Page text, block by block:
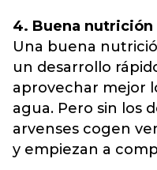
4. Buena nutrición
Una buena
un desarrollo
aprovechar mejor
agua. Pero sin los
arvenses cogen
y empiezan a